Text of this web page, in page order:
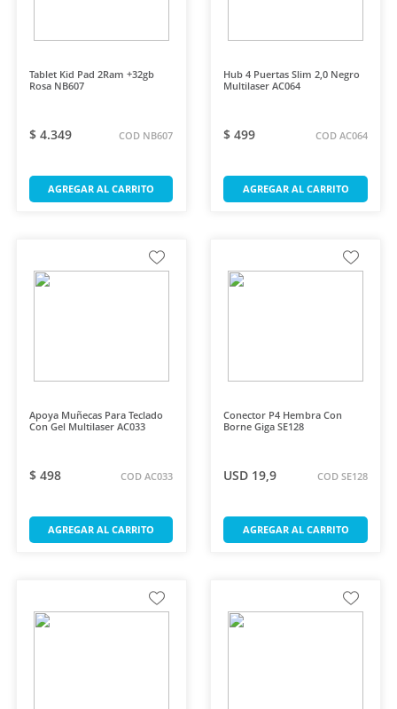
Tablet Kid Pad 2Ram +32gb
Rosa NB607
$ 4.349 COD NB607
AGREGAR AL CARRITO
Hub 4 Puertas Slim 2,0 Negro
Multilaser AC064
$ 499 COD AC064
AGREGAR AL CARRITO
Apoya Muñecas Para Teclado
Con Gel Multilaser AC033
$ 498 COD AC033
AGREGAR AL CARRITO
Conector P4 Hembra Con
Borne Giga SE128
USD 19,9 COD SE128
AGREGAR AL CARRITO